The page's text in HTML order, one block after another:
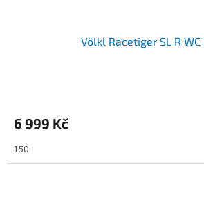
Völkl Racetiger SL R WC
6 999 Kč
150